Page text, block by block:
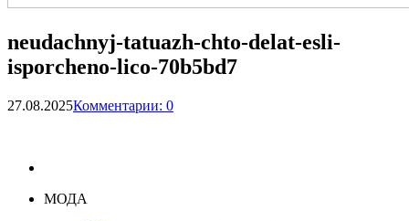
neudachnyj-tatuazh-chto-delat-esli-
isporcheno-lico-70b5bd7
27.08.2025Комментарии: 0
МОДА